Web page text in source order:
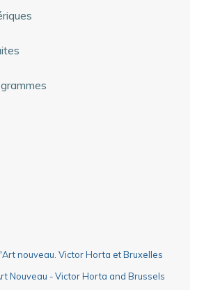
nouveau. Victor Horta et Bruxelles
Nouveau - Victor Horta and Brussels